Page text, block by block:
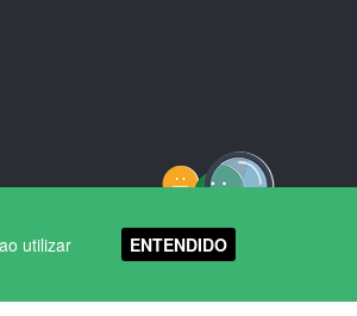
utilizar
ENTENDIDO